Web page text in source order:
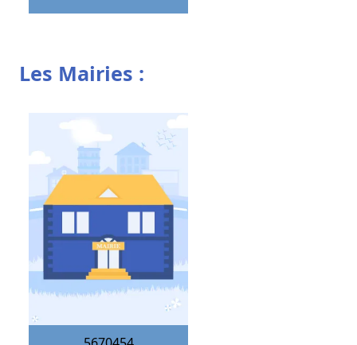
Les Mairies :